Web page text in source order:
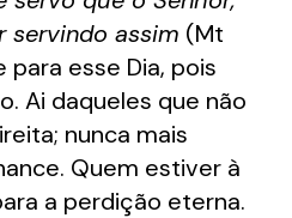
servindo assim (Mt
esse Dia, pois
Ai daqueles que não
nunca mais
Quem estiver à
a perdição eterna.